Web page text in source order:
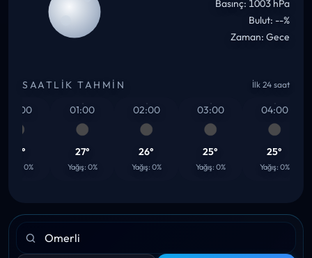
Basınç: 1003 hPa
Bulut: --%
Zaman: Gece
SAATLIK TAHMIN İlk 24 saat
0%
01:00
27°
Yağış: 0%
02:00
26°
Yağış: 0%
03:00
25°
Yağış: 0%
04:00
25°
Yağış: 0%